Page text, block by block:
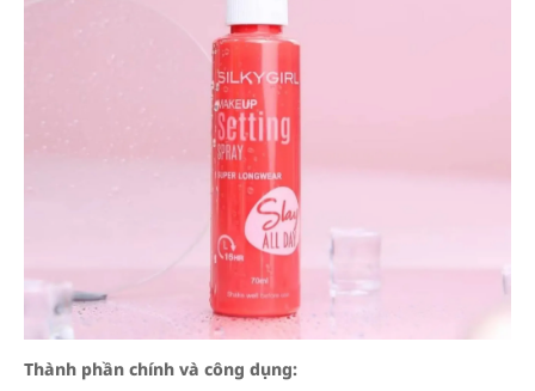
Thành phần chính và công dụng: